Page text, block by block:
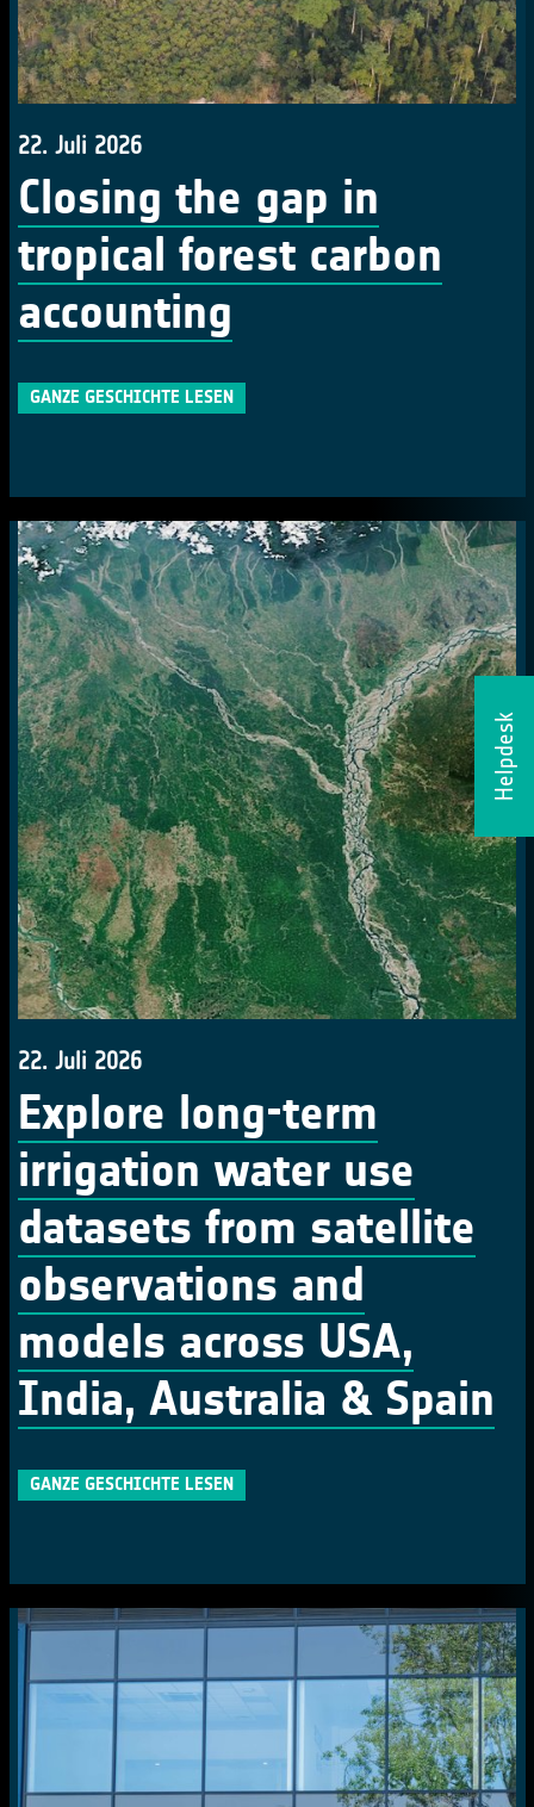
Helpdesk
22. Juli 2026
Closing the gap in
tropical forest carbon
accounting
GANZE GESCHICHTE LESEN
22. Juli 2026
Explore long-term
irrigation water use
datasets from satellite
observations and
models across USA,
India, Australia & Spain
GANZE GESCHICHTE LESEN